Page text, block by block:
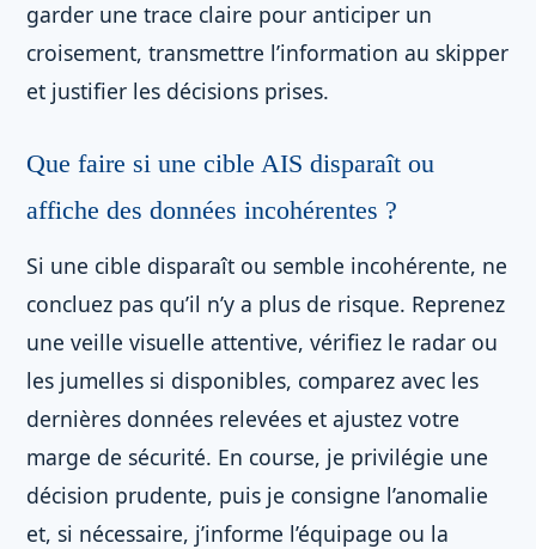
garder une trace claire pour anticiper un
croisement, transmettre l’information au skipper
et justifier les décisions prises.
Que faire si une cible AIS disparaît ou
affiche des données incohérentes ?
Si une cible disparaît ou semble incohérente, ne
concluez pas qu’il n’y a plus de risque. Reprenez
une veille visuelle attentive, vérifiez le radar ou
les jumelles si disponibles, comparez avec les
dernières données relevées et ajustez votre
marge de sécurité. En course, je privilégie une
décision prudente, puis je consigne l’anomalie
et, si nécessaire, j’informe l’équipage ou la